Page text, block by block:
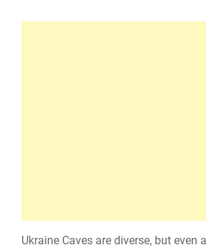
Ukraine Caves are diverse, but